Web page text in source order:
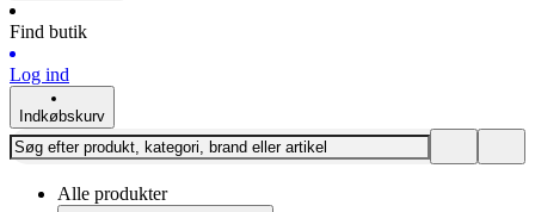
Find butik
Log ind
Indkøbskurv
Alle produkter